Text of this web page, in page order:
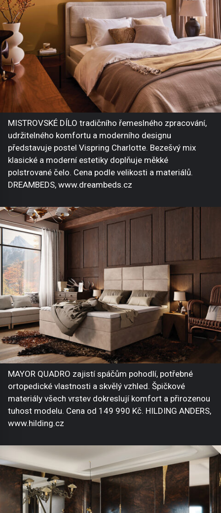
MISTROVSKÉ DÍLO tradičního řemeslného zpracování,
udržitelného komfortu a moderního designu
představuje postel Vispring Charlotte. Bezešvý mix
klasické a moderní estetiky doplňuje měkké
polstrované čelo. Cena podle velikosti a materiálů.
DREAMBEDS, www.dreambeds.cz
MAYOR QUADRO zajistí spáčům pohodlí, potřebné
ortopedické vlastnosti a skvělý vzhled. Špičkové
materiály všech vrstev dokreslují komfort a přirozenou
tuhost modelu. Cena od 149 990 Kč. HILDING ANDERS,
www.hilding.cz